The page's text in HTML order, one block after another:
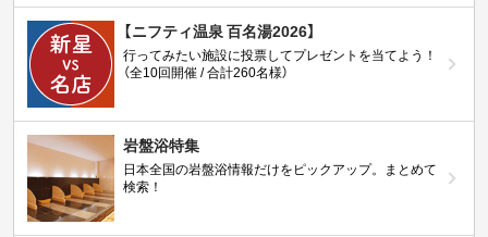
【ニフティ温泉 百名湯2026】
行ってみたい施設に投票してプレゼントを当てよう！
（全10回開催 / 合計260名様）
岩盤浴特集
日本全国の岩盤浴情報だけをピックアップ。まとめて
検索！